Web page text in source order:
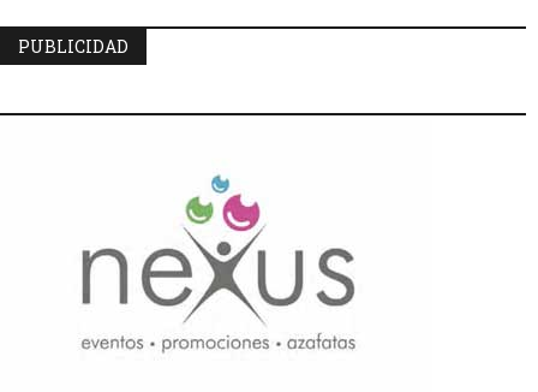
PUBLICIDAD